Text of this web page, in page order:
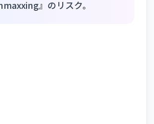
』のリスク。